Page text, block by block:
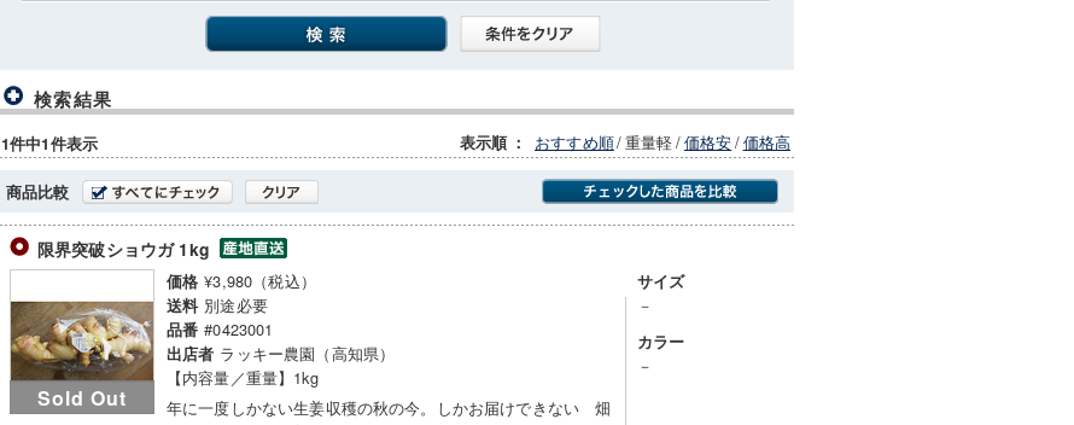
検索結果
1件中1件表示 表示順 ： おすすめ順/重量軽/価格安/価格高
商品比較
限界突破ショウガ 1kg
Sold Out
価格 ¥3,980（税込）
送料 別途必要
品番 #0423001
出店者 ラッキー農園（高知県）
【内容量／重量】1kg
年に一度しかない生姜収穫の秋の今。しかお届けできない 畑
サイズ
－
カラー
－